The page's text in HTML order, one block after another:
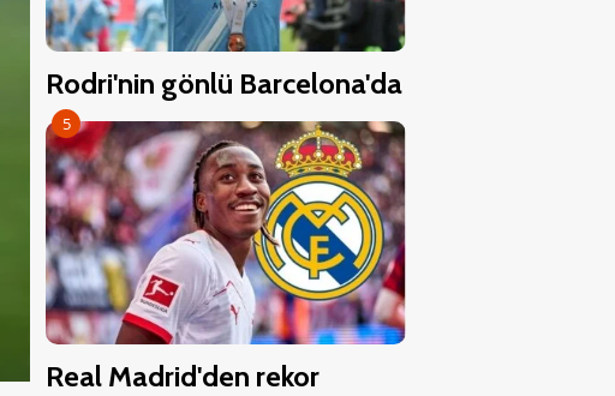
Rodri'nin gönlü Barcelona'da
5
Real Madrid'den rekor